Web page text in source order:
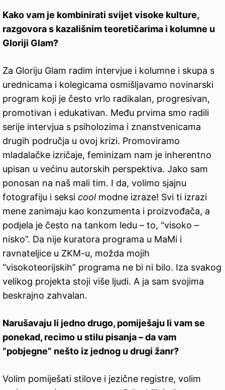
Kako vam je kombinirati svijet visoke kulture,
razgovora s kazališnimteoretičarima i kolumne u
Gloriji Glam?
Za Gloriju Glam radim intervjue i kolumne i skupa s
urednicama i kolegicama osmišljavamo novinarski
program koji je često vrlo radikalan, progresivan,
promotivan i edukativan. Među prvima smo radili
serije intervjua s psiholozima i znanstvenicama
drugih područja u ovoj krizi. Promoviramo
mladalačke izričaje, feminizam nam je inherentno
upisan u većinu autorskih perspektiva. Jako sam
ponosan na naš mali tim. I da, volimo sjajnu
fotografiju i seksi cool modne izraze! Svi ti izrazi
mene zanimaju kao konzumenta i proizvođača, a
podjela je često na tankom ledu – to, “visoko –
nisko”. Da nije kuratora programa u MaMi i
ravnateljice u ZKM-u, možda mojih
“visokoteorijskih” programa ne bi ni bilo. Iza svakog
velikog projekta stoji više ljudi. A ja sam svojima
beskrajno zahvalan.
Narušavaju li jedno drugo, pomiješaju li vam se
ponekad, recimo u stilu pisanja – da vam
“pobjegne” nešto iz jednog u drugi žanr?
Volim pomiješati stilove i jezične registre, volim